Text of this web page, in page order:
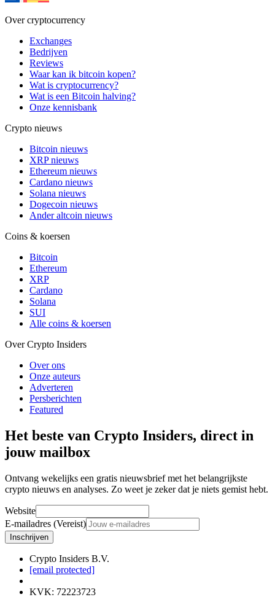
Over cryptocurrency
Exchanges
Bedrijven
Reviews
Waar kan ik bitcoin kopen?
Wat is cryptocurrency?
Wat is een Bitcoin halving?
Onze kennisbank
Crypto nieuws
Bitcoin nieuws
XRP nieuws
Ethereum nieuws
Cardano nieuws
Solana nieuws
Dogecoin nieuws
Ander altcoin nieuws
Coins & koersen
Bitcoin
Ethereum
XRP
Cardano
Solana
SUI
Alle coins & koersen
Over Crypto Insiders
Over ons
Onze auteurs
Adverteren
Persberichten
Featured
Het beste van Crypto Insiders, direct in
jouw mailbox
Ontvang wekelijks een gratis nieuwsbrief met het belangrijkste
crypto nieuws en analyses. Zo weet je zeker dat je niets gemist hebt.
Website
E-mailadres (Vereist)
Inschrijven
Crypto Insiders B.V.
[email protected]
KVK: 72223723